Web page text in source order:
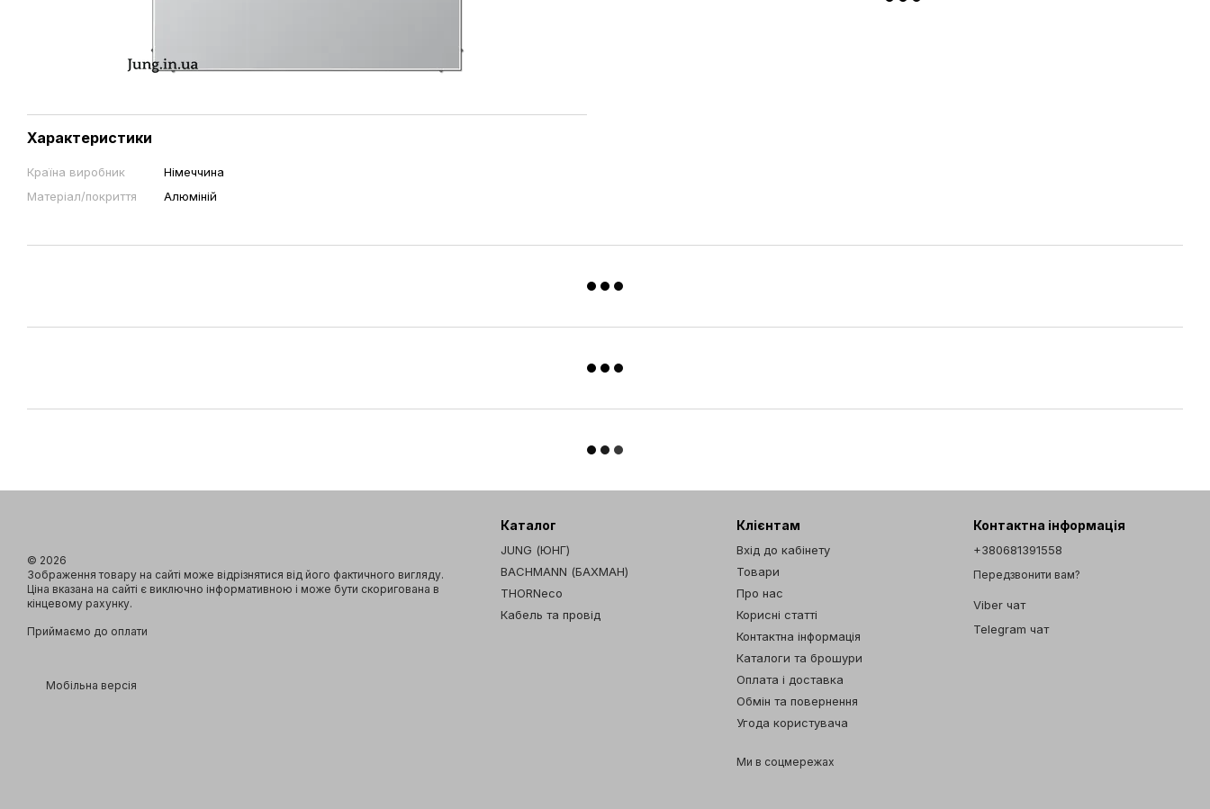
Характеристики
Країна виробник
Німеччина
Матеріал/покриття
Алюміній
© 2026
Зображення товару на сайті може відрізнятися від його фактичного вигляду.
Ціна вказана на сайті є виключно інформативною і може бути скоригована в
кінцевому рахунку.
Приймаємо до оплати
Мобільна версія
Каталог
JUNG (ЮНГ)
BACHMANN (БАХМАН)
THORNeco
Кабель та провід
Клієнтам
Вхід до кабінету
Товари
Про нас
Корисні статті
Контактна інформація
Каталоги та брошури
Оплата і доставка
Обмін та повернення
Угода користувача
Ми в соцмережах
Контактна інформація
+380681391558
Передзвонити вам?
Viber чат
Telegram чат